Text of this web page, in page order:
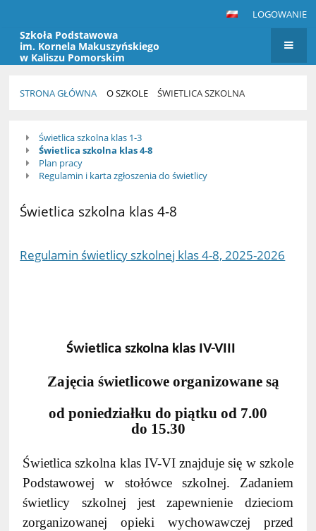
LOGOWANIE
Szkoła Podstawowa
im. Kornela Makuszyńskiego
w Kaliszu Pomorskim
STRONA GŁÓWNA O SZKOLE ŚWIETLICA SZKOLNA
Świetlica
szkolnaŚwietlica szkolna klas 1-3
Świetlica szkolna klas 4-8
Plan pracy
Regulamin i karta zgłoszenia do świetlicy
Świetlica szkolna klas 4-8
Regulamin świetlicy szkolnej klas 4-8, 2025-2026
Świetlica szkolna klas IV-VIII
Zajęcia świetlicowe organizowane są
od poniedziałku do piątku od 7.00
do 15.30
Świetlica szkolna klas IV-VI znajduje się w szkole
Podstawowej w stołówce szkolnej. Zadaniem
świetlicy szkolnej jest zapewnienie dzieciom
zorganizowanej opieki wychowawczej przed